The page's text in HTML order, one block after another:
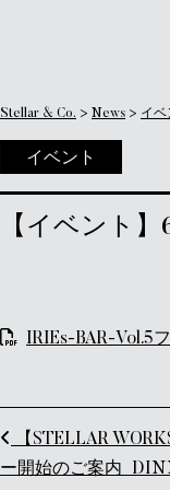
Stellar & Co. > News > イベ
イベント
【イベント
IRIEs-BAR-Vol.5
投稿ナビ
【STELLAR
ー開始のご案内